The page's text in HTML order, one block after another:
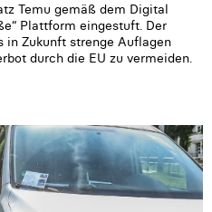
Temu gemäß dem Digital
Plattform eingestuft. Der
Zukunft strenge Auflagen
durch die EU zu vermeiden.